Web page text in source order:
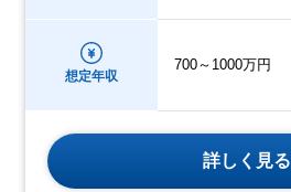
想定年収
700～1000万円
詳しく見る